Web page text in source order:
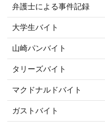
弁護士による事件記録
大学生バイト
山崎パンバイト
タリーズバイト
マクドナルドバイト
ガストバイト